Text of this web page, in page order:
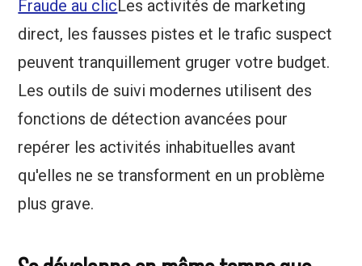
Fraude au clicLes activités de marketing
direct, les fausses pistes et le trafic suspect
peuvent tranquillement gruger votre budget.
Les outils de suivi modernes utilisent des
fonctions de détection avancées pour
repérer les activités inhabituelles avant
qu'elles ne se transforment en un problème
plus grave.